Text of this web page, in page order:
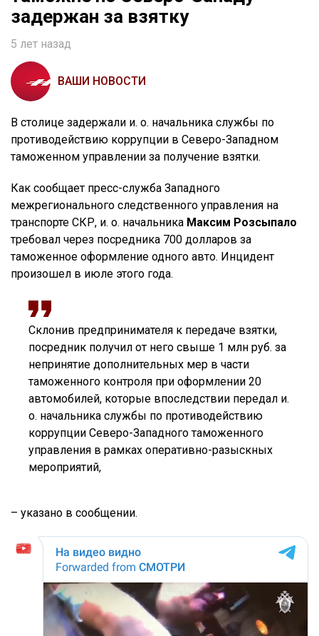
задержан за взятку
5 лет назад
ВАШИ НОВОСТИ
В столице задержали и. о. начальника службы по
противодействию коррупции в Северо-Западном
таможенном управлении за получение взятки.
Как сообщает пресс-служба Западного
межрегионального следственного управления на
транспорте СКР, и. о. начальника Максим Розсыпало
требовал через посредника 700 долларов за
таможенное оформление одного авто. Инцидент
произошел в июле этого года.
Склонив предпринимателя к передаче взятки,
посредник получил от него свыше 1 млн руб. за
непринятие дополнительных мер в части
таможенного контроля при оформлении 20
автомобилей, которые впоследствии передал и.
о. начальника службы по противодействию
коррупции Северо-Западного таможенного
управления в рамках оперативно-разыскных
мероприятий,
– указано в сообщении.